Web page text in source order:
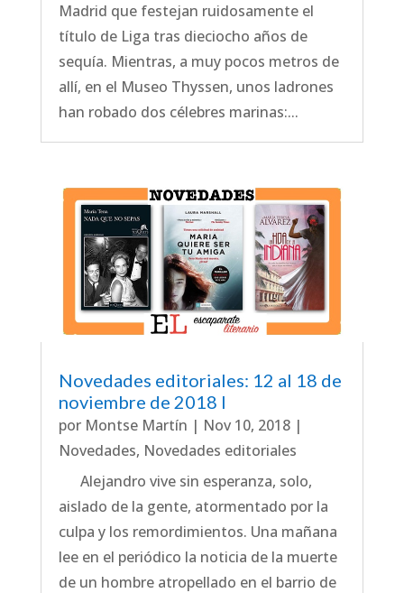
Madrid que festejan ruidosamente el
título de Liga tras dieciocho años de
sequía. Mientras, a muy pocos metros de
allí, en el Museo Thyssen, unos ladrones
han robado dos célebres marinas:...
Novedades editoriales: 12 al 18 de
noviembre de 2018 I
por Montse Martín | Nov 10, 2018|
Novedades, Novedades editoriales
Alejandro vive sin esperanza, solo,
aislado de la gente, atormentado por la
culpa y los remordimientos. Una mañana
lee en el periódico la noticia de la muerte
de un hombre atropellado en el barrio de